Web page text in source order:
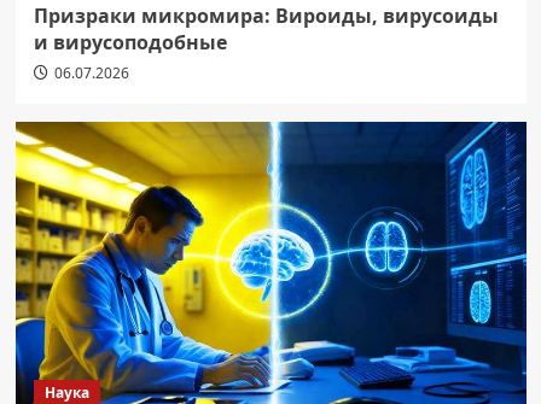
Призраки микромира: Вироиды, вирусоиды
и вирусоподобные
06.07.2026
Наука